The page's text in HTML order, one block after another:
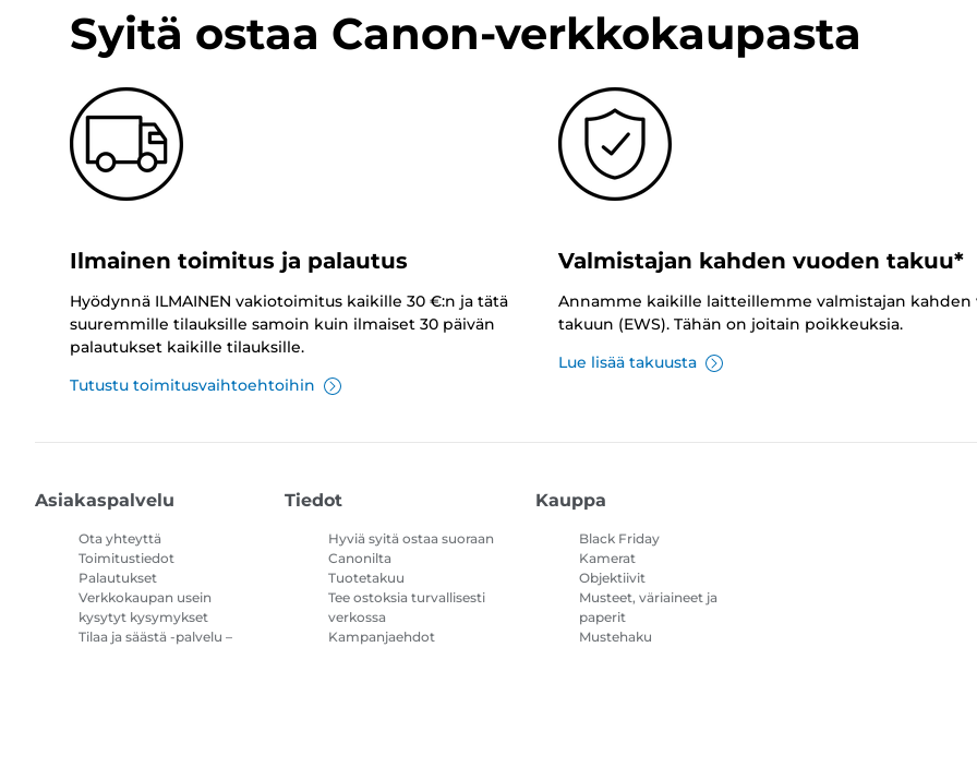
Syitä ostaa Canon-verkkokaupasta
Ilmainen toimitus ja palautus
Hyödynnä ILMAINEN vakiotoimitus kaikille 30 €:n ja tätä
suuremmille tilauksille samoin kuin ilmaiset 30 päivän
palautukset kaikille tilauksille.
Tutustu toimitusvaihtoehtoihin
Valmistajan kahden vuoden takuu*
Annamme kaikille laitteillemme valmistajan kahden
takuun (EWS). Tähän on joitain poikkeuksia.
Lue lisää takuusta
Asiakaspalvelu
Ota yhteyttä
Toimitustiedot
Palautukset
Verkkokaupan usein
kysytyt kysymykset
Tilaa ja säästä -palvelu –
Tiedot
Hyviä syitä ostaa suoraan
Canonilta
Tuotetakuu
Tee ostoksia turvallisesti
verkossa
Kampanjaehdot
Kauppa
Black Friday
Kamerat
Objektiivit
Musteet, väriaineet ja
paperit
Mustehaku